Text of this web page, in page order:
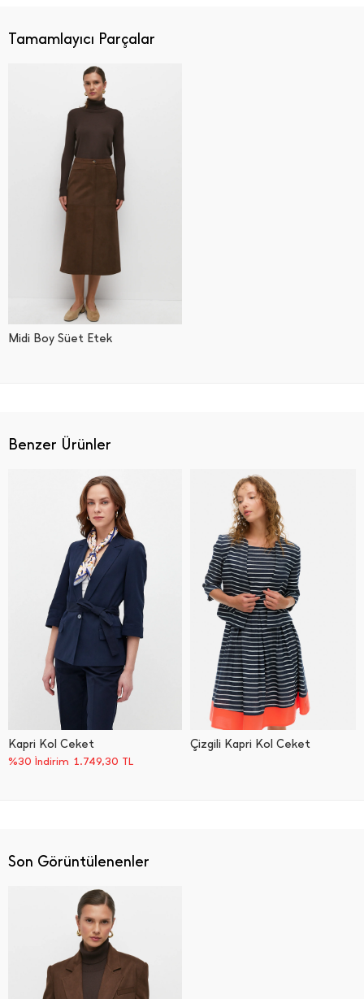
Benzer Ürünler
Kapri Kol Ceket
%30 İndirim 1.749,30 TL
Çizgili Kapri Kol Ceket
Tamamlayıcı Parçalar
Midi Boy Süet Etek
Son Görüntülenenler